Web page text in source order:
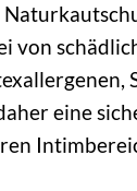
von
eine